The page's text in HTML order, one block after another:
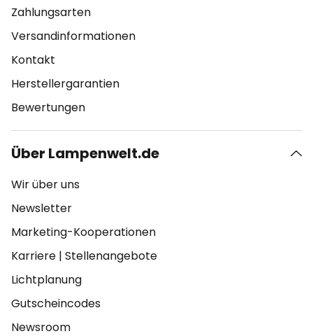
Zahlungsarten
Versandinformationen
Kontakt
Herstellergarantien
Bewertungen
Über Lampenwelt.de
Wir über uns
Newsletter
Marketing-Kooperationen
Karriere | Stellenangebote
Lichtplanung
Gutscheincodes
Newsroom